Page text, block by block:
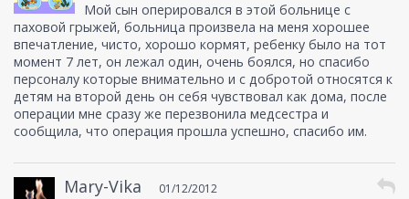
Мой сын оперировался в этой больнице с
паховой грыжей, больница произвела на меня хорошее
впечатление, чисто, хорошо кормят, ребенку было на тот
момент 7 лет, он лежал один, очень боялся, но спасибо
персоналу которые внимательно и с добротой относятся к
детям на второй день он себя чувствовал как дома, после
операции мне сразу же перезвонила медсестра и
сообщила, что операция прошла успешно, спасибо им.
Mary-Vika 01/12/2012